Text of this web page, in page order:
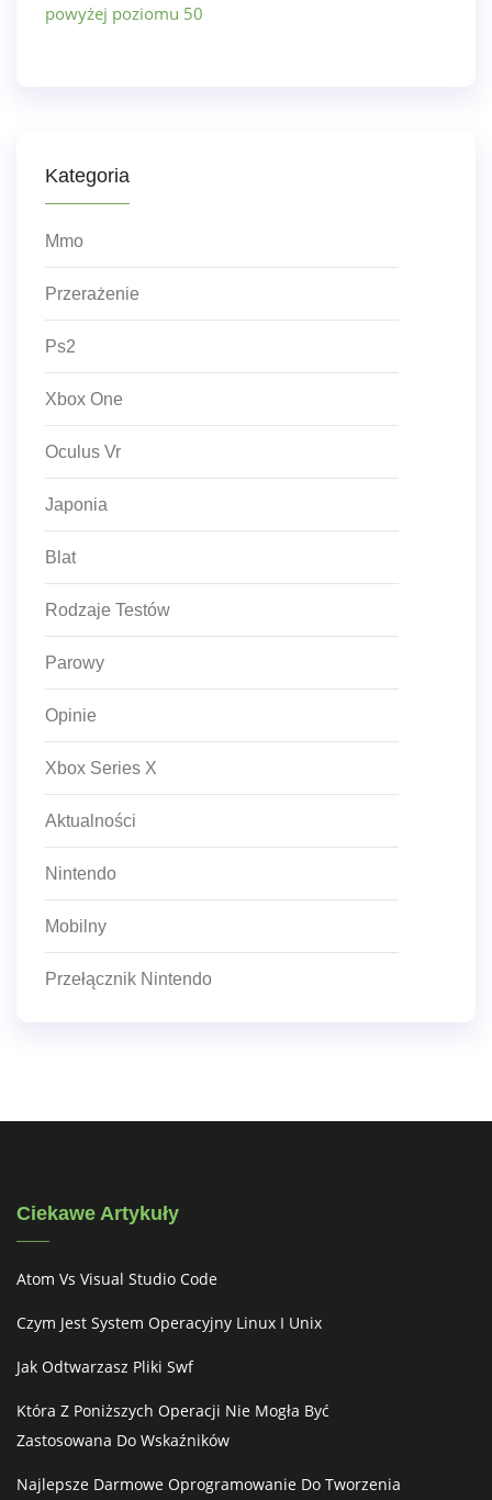
powyżej poziomu 50
Kategoria
Mmo
Przerażenie
Ps2
Xbox One
Oculus Vr
Japonia
Blat
Rodzaje Testów
Parowy
Opinie
Xbox Series X
Aktualności
Nintendo
Mobilny
Przełącznik Nintendo
Ciekawe Artykuły
Atom Vs Visual Studio Code
Czym Jest System Operacyjny Linux I Unix
Jak Odtwarzasz Pliki Swf
Która Z Poniższych Operacji Nie Mogła Być
Zastosowana Do Wskaźników
Najlepsze Darmowe Oprogramowanie Do Tworzenia